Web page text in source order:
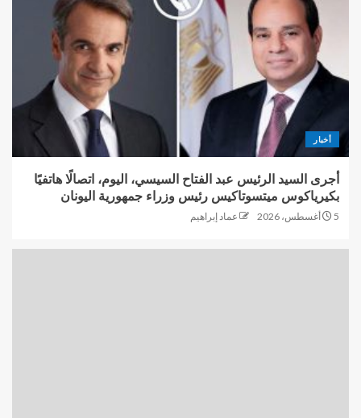
أخبار
أجرى السيد الرئيس عبد الفتاح السيسي، اليوم، اتصالًا هاتفيًا
بكيرياكوس ميتسوتاكيس رئيس وزراء جمهورية اليونان
5 أغسطس، 2026 عماد إبراهيم